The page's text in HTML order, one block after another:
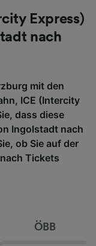
Express)
nach
mit den
ICE (Intercity
dass diese
Ingolstadt nach
ob Sie auf der
Tickets
ÖBB